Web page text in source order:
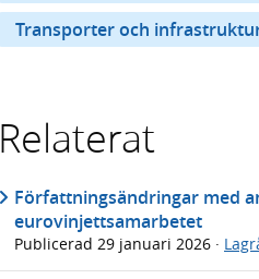
Transporter och
Relaterat
Författningsändringar med
eurovinjettsamarbetet
Publicerad 29 januari 2026 ·